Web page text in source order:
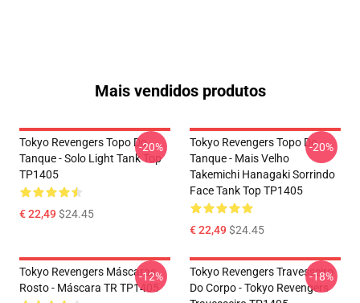
Mais vendidos produtos
Tokyo Revengers Topo Do
Tanque - Solo Light Tank Top
TP1405
€ 22,49$24.45
-20%
Tokyo Revengers Topo Do
Tanque - Mais Velho
Takemichi Hanagaki Sorrindo
Face Tank Top TP1405
€ 22,49$24.45
-20%
Tokyo Revengers Máscaras
Rosto - Máscara TR TP1405
-12%
Tokyo Revengers Travesseiro
Do Corpo - Tokyo Revengers
-18%